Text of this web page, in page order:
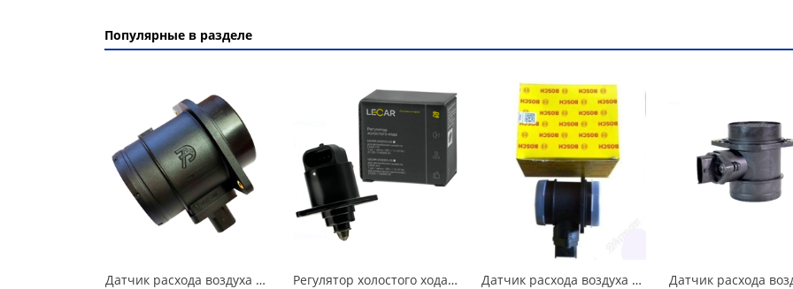
Популярные в разделе
Датчик расхода воздуха 2110,11183,2170,2172,21214,2123 /1,6/ Автотрейд 225 в Кургане Регулятор холостого хода 2110 Lecar в Кургане Датчик расхода воздуха 2110 /1,6/ BOSCH EURO 116 в Кургане